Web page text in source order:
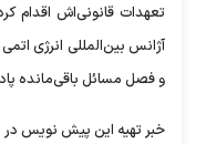
تعهدات قانونی‌اش اقدام
آژانس بین‌المللی انرژی
و فصل مسائل باقی‌مانده
خبر تهیه این پیش نویس در